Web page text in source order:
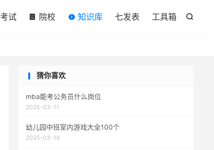

考试 院校 知识库 七发表 工具箱
猜你喜欢
mba能考公务员什么岗位
2025-03-11
幼儿园中班室内游戏大全100个
2025-03-16